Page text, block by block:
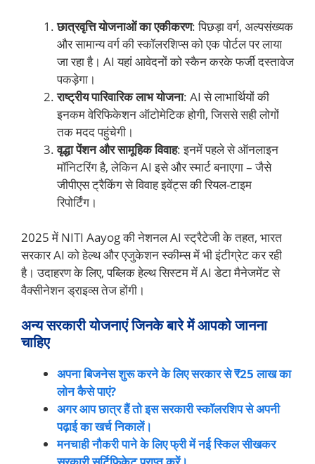
छात्रवृत्ति योजनाओं का एकीकरण: पिछड़ा वर्ग, अल्पसंख्यक
और सामान्य वर्ग की स्कॉलरशिप्स को एक पोर्टल पर लाया
जा रहा है। AI यहां आवेदनों को स्कैन करके फर्जी दस्तावेज
पकड़ेगा।
राष्ट्रीय पारिवारिक लाभ योजना: AI से लाभार्थियों की
इनकम वेरिफिकेशन ऑटोमेटिक होगी, जिससे सही लोगों
तक मदद पहुंचेगी।
वृद्धा पेंशन और सामूहिक विवाह: इनमें पहले से ऑनलाइन
मॉनिटरिंग है, लेकिन AI इसे और स्मार्ट बनाएगा – जैसे
जीपीएस ट्रैकिंग से विवाह इवेंट्स की रियल-टाइम
रिपोर्टिंग।
2025 में NITI Aayog की नेशनल AI स्ट्रैटेजी के तहत, भारत
सरकार AI को हेल्थ और एजुकेशन स्कीम्स में भी इंटीग्रेट कर रही
है। उदाहरण के लिए, पब्लिक हेल्थ सिस्टम में AI डेटा मैनेजमेंट से
वैक्सीनेशन ड्राइव्स तेज होंगी।
अन्य सरकारी योजनाएं जिनके बारे में आपको जानना
चाहिए
अपना बिजनेस शुरू करने के लिए सरकार से ₹25 लाख का
लोन कैसे पाएं?
अगर आप छात्र हैं तो इस सरकारी स्कॉलरशिप से अपनी
पढ़ाई का खर्च निकालें।
मनचाही नौकरी पाने के लिए फ्री में नई स्किल सीखकर